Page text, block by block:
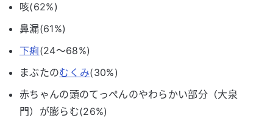
咳(62%)
鼻漏(61%)
下痢(24〜68%)
まぶたのむくみ(30%)
赤ちゃんの頭のてっぺんのやわらかい部分（大泉
門）が膨らむ(26%)